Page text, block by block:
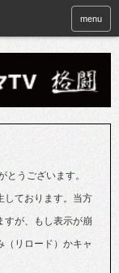
menu
うございます。
しております。当方
すが、もし表示が崩
（リロード）かキャ